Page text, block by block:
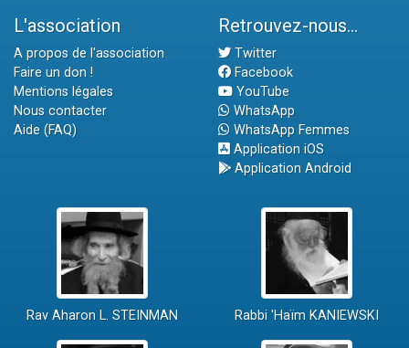
L'association
A propos de l'association
Faire un don !
Mentions légales
Nous contacter
Aide (FAQ)
Retrouvez-nous...
Twitter
Facebook
YouTube
WhatsApp
WhatsApp Femmes
Application iOS
Application Android
Rav Aharon L. STEINMAN Rabbi 'Haïm KANIEWSKI